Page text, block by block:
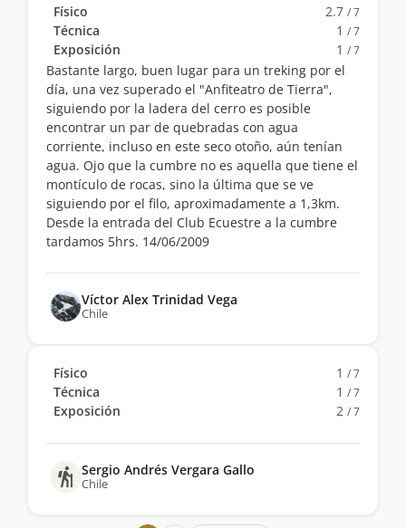
Físico 2.7 / 7
Técnica 1 / 7
Exposición 1 / 7
Bastante largo, buen lugar para un treking por el
día, una vez superado el "Anfiteatro de Tierra",
siguiendo por la ladera del cerro es posible
encontrar un par de quebradas con agua
corriente, incluso en este seco otoño, aún tenían
agua. Ojo que la cumbre no es aquella que tiene el
montículo de rocas, sino la última que se ve
siguiendo por el filo, aproximadamente a 1,3km.
Desde la entrada del Club Ecuestre a la cumbre
tardamos 5hrs. 14/06/2009
Víctor Alex Trinidad Vega
Chile
Físico 1 / 7
Técnica 1 / 7
Exposición 2 / 7
Sergio Andrés Vergara Gallo
Chile